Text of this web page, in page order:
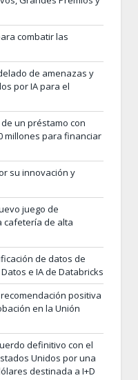
combatir las
de amenazas y
por IA para el
un préstamo con
millones para financiar
su innovación y
juego de
cafetería de alta
de datos de
e IA de Databricks
positiva
en la Unión
definitivo con el
Unidos por una
destinada a I+D